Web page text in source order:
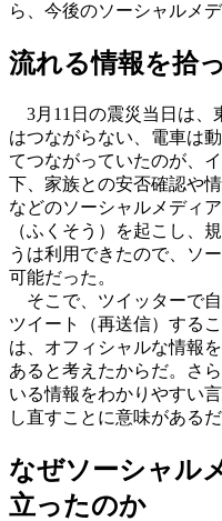
ら、今後のソーシャルメ
流れる情報を拾
3月11日の震災当日は、
はつながらない、電車は
てつながっていたのが、
下、家族との安否確認や
などのソーシャルメディ
（ふくそう）を起こし、
うは利用できたので、ソ
可能だった。
そこで、ツイッターで
ツイート（再送信）する
は、オフィシャルな情報
あると考えたからだ。さ
いる情報をわかりやすい
し直すことに意味がある
なぜソーシャル
立ったのか